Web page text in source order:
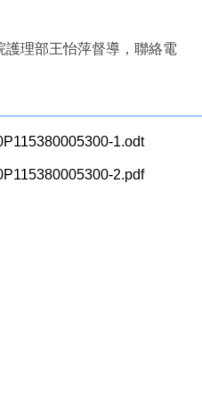
理部王怡萍督導，聯絡電
1.odt
2.pdf